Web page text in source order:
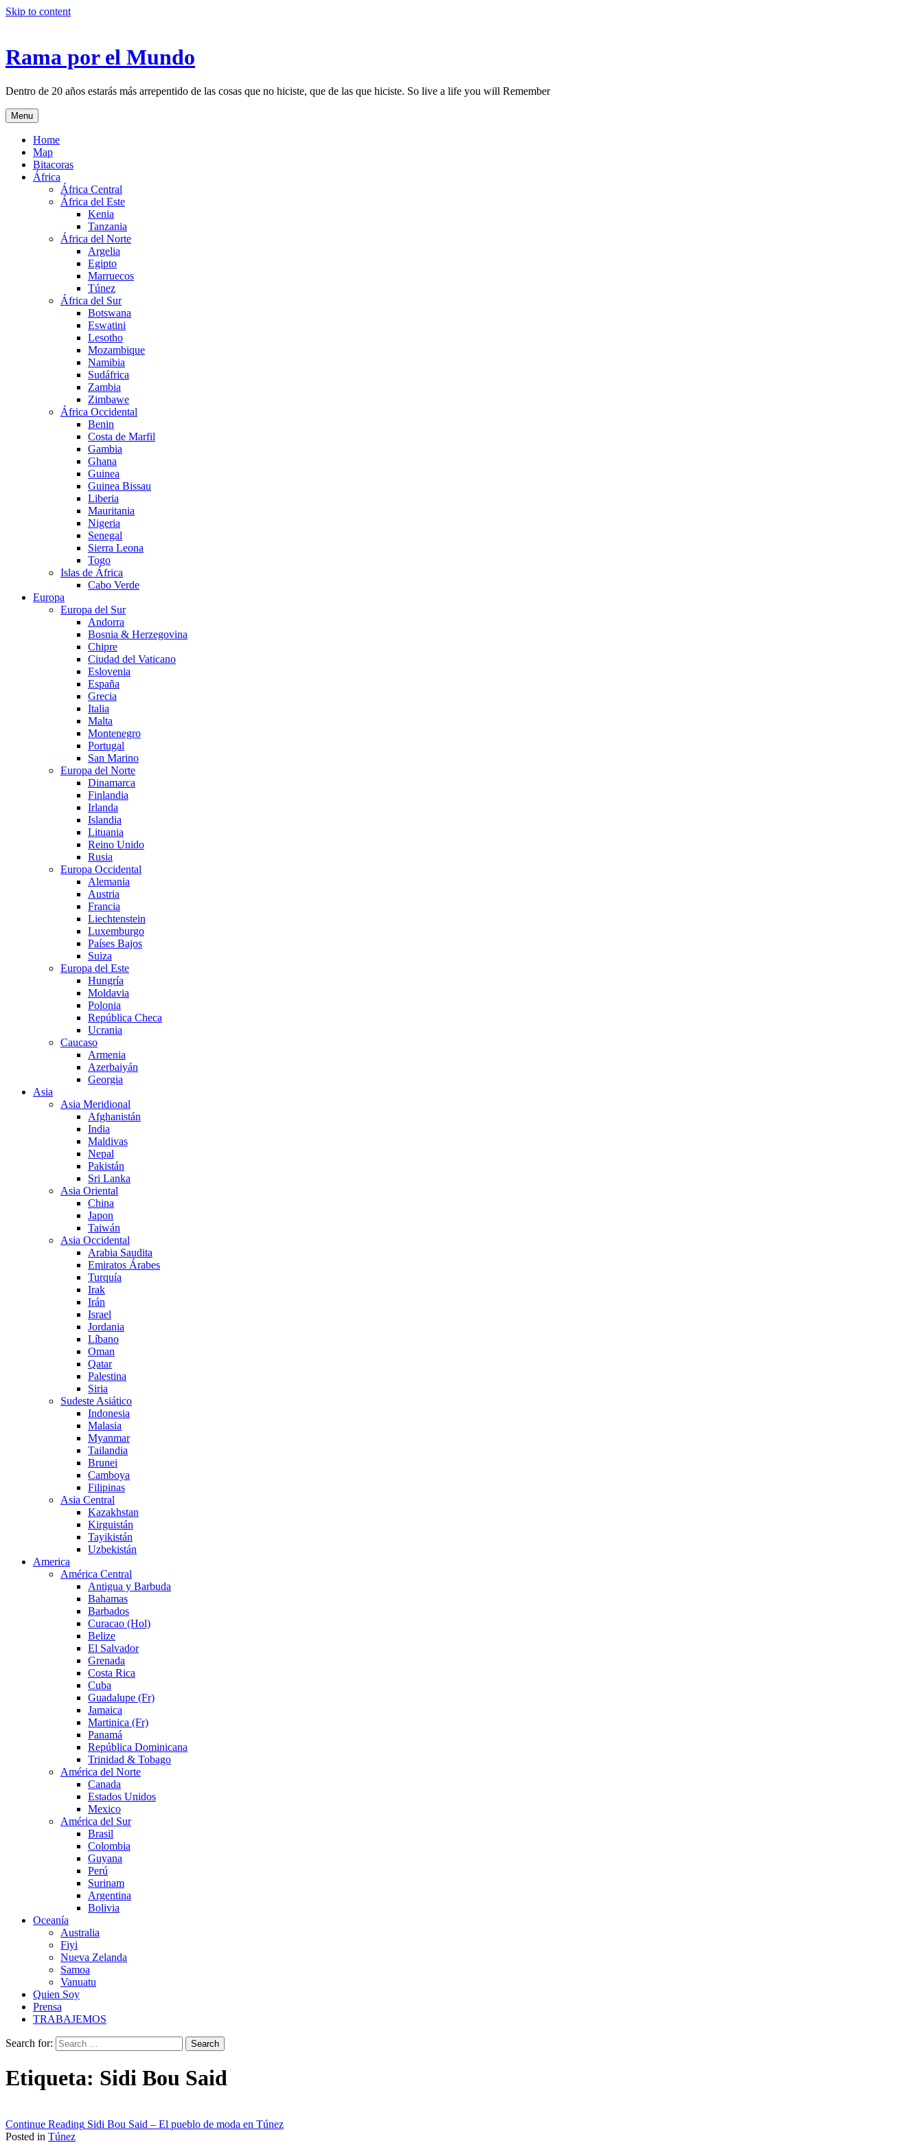
Skip to content
Rama por el Mundo
Dentro de 20 años estarás más arrepentido de las cosas que no hiciste, que de las que hiciste. So live a life you will Remember
Menu
Home
Map
Bitacoras
África
África Central
África del Este
Kenia
Tanzania
África del Norte
Argelia
Egipto
Marruecos
Túnez
África del Sur
Botswana
Eswatini
Lesotho
Mozambique
Namibia
Sudáfrica
Zambia
Zimbawe
África Occidental
Benin
Costa de Marfil
Gambia
Ghana
Guinea
Guinea Bissau
Liberia
Mauritania
Nigeria
Senegal
Sierra Leona
Togo
Islas de África
Cabo Verde
Europa
Europa del Sur
Andorra
Bosnia & Herzegovina
Chipre
Ciudad del Vaticano
Eslovenia
España
Grecia
Italia
Malta
Montenegro
Portugal
San Marino
Europa del Norte
Dinamarca
Finlandia
Irlanda
Islandia
Lituania
Reino Unido
Rusia
Europa Occidental
Alemania
Austria
Francia
Liechtenstein
Luxemburgo
Países Bajos
Suiza
Europa del Este
Hungría
Moldavia
Polonia
República Checa
Ucrania
Caucaso
Armenia
Azerbaiyán
Georgia
Asia
Asia Meridional
Afghanistán
India
Maldivas
Nepal
Pakistán
Sri Lanka
Asia Oriental
China
Japon
Taiwán
Asia Occidental
Arabia Saudita
Emiratos Árabes
Turquía
Irak
Irán
Israel
Jordania
Líbano
Oman
Qatar
Palestina
Siria
Sudeste Asiático
Indonesia
Malasia
Myanmar
Tailandia
Brunei
Camboya
Filipinas
Asia Central
Kazakhstan
Kirguistán
Tayikistán
Uzbekistán
America
América Central
Antigua y Barbuda
Bahamas
Barbados
Curacao (Hol)
Belize
El Salvador
Grenada
Costa Rica
Cuba
Guadalupe (Fr)
Jamaica
Martinica (Fr)
Panamá
República Dominicana
Trinidad & Tobago
América del Norte
Canada
Estados Unidos
Mexico
América del Sur
Brasil
Colombia
Guyana
Perú
Surinam
Argentina
Bolivia
Oceanía
Australia
Fiyi
Nueva Zelanda
Samoa
Vanuatu
Quien Soy
Prensa
TRABAJEMOS
Search for:
Etiqueta: Sidi Bou Said
Continue Reading Sidi Bou Said – El pueblo de moda en Túnez
Posted in Túnez